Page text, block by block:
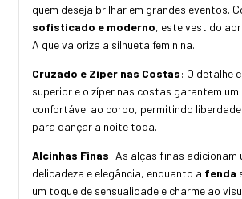
quem deseja brilhar em grandes eventos.
sofisticado e moderno, este vestido
A que valoriza a silhueta feminina.
Cruzado e Zíper nas Costas: O detalhe
superior e o zíper nas costas garantem
confortável ao corpo, permitindo
para dançar a noite toda.
Alcinhas Finas: As alças finas adicionam
delicadeza e elegância, enquanto a fenda
um toque de sensualidade e charme ao